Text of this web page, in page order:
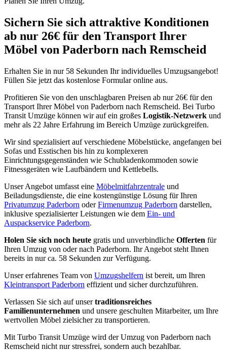
Sichern Sie sich attraktive Konditionen
ab nur 26€ für den Transport Ihrer
Möbel von Paderborn nach Remscheid
Erhalten Sie in nur 58 Sekunden Ihr individuelles Umzugsangebot!
Füllen Sie jetzt das kostenlose Formular online aus.
Profitieren Sie von den unschlagbaren Preisen ab nur 26€ für den
Transport Ihrer Möbel von Paderborn nach Remscheid. Bei Turbo
Transit Umzüge können wir auf ein großes Logistik-Netzwerk und
mehr als 22 Jahre Erfahrung im Bereich Umzüge zurückgreifen.
Wir sind spezialisiert auf verschiedene Möbelstücke, angefangen bei
Sofas und Esstischen bis hin zu komplexeren
Einrichtungsgegenständen wie Schubladenkommoden sowie
Fitnessgeräten wie Laufbändern und Kettlebells.
Unser Angebot umfasst eine Möbelmitfahrzentrale und
Beiladungsdienste, die eine kostengünstige Lösung für Ihren
Privatumzug Paderborn oderFirmenumzug Paderborn darstellen,
inklusive spezialisierter Leistungen wie dem Ein- und
Auspackservice Paderborn.
Holen Sie sich noch heute gratis und unverbindliche Offerten für
Ihren Umzug von oder nach Paderborn. Ihr Angebot steht Ihnen
bereits in nur ca. 58 Sekunden zur Verfügung.
Unser erfahrenes Team von Umzugshelfern ist bereit, um Ihren
Kleintransport Paderborn effizient und sicher durchzuführen.
Verlassen Sie sich auf unsertraditionsreiches
Familienunternehmen und unsere geschulten Mitarbeiter, um Ihre
wertvollen Möbel zielsicher zu transportieren.
Mit Turbo Transit Umzüge wird der Umzug von Paderborn nach
Remscheid nicht nur stressfrei, sondern auch bezahlbar.